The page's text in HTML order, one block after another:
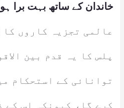
خاندان کے ساتھ بہت برا
عالمی تجزیہ کاروں
پلس کا یہ قدم بین
توانائی کے استحکام
کرے گا، کیونکہ اس کے